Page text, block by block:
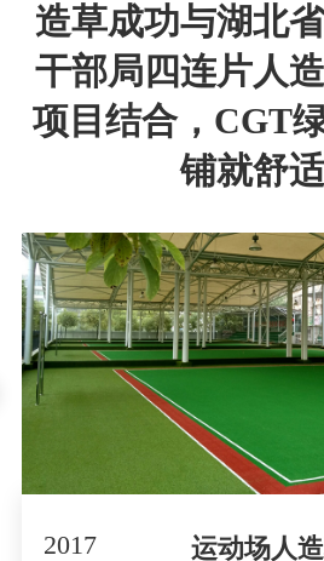
造草成功与湖北
干部局四连片人
项目结合，CGT
铺就舒适
2017 运动场人